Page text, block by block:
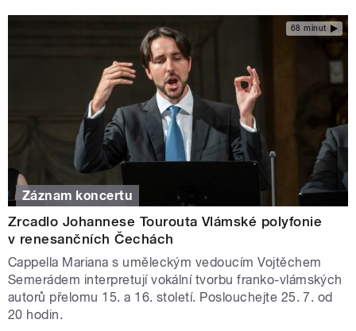
68 minut
Záznam koncertu
Zrcadlo Johannese Tourouta Vlámské polyfonie
v renesančních Čechách
Cappella Mariana s uměleckým vedoucím Vojtěchem
Semerádem interpretují vokální tvorbu franko-vlámských
autorů přelomu 15. a 16. století. Poslouchejte 25. 7. od
20 hodin.